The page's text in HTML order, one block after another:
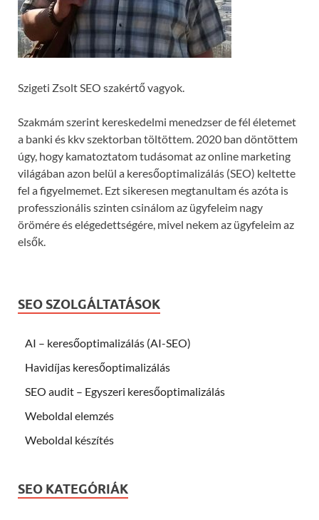
Szigeti Zsolt SEO szakértő vagyok.
Szakmám szerint kereskedelmi menedzser de fél életemet
a banki és kkv szektorban töltöttem. 2020 ban döntöttem
úgy, hogy kamatoztatom tudásomat az online marketing
világában azon belül a keresőoptimalizálás (SEO) keltette
fel a figyelmemet. Ezt sikeresen megtanultam és azóta is
professzionális szinten csinálom az ügyfeleim nagy
örömére és elégedettségére, mivel nekem az ügyfeleim az
elsők.
SEO SZOLGÁLTATÁSOK
AI – keresőoptimalizálás (AI-SEO)
Havidíjas keresőoptimalizálás
SEO audit – Egyszeri keresőoptimalizálás
Weboldal elemzés
Weboldal készítés
SEO KATEGÓRIÁK